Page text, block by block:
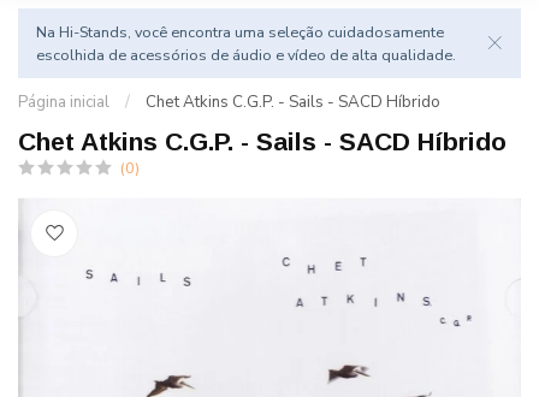
Na Hi-Stands, você encontra uma seleção cuidadosamente
escolhida de acessórios de áudio e vídeo de alta qualidade.
Página inicial / Chet Atkins C.G.P. - Sails - SACD Híbrido
Chet Atkins C.G.P. - Sails - SACD Híbrido
(0)